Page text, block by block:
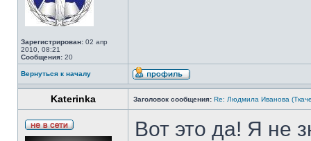
Зарегистрирован: 02 апр
2010, 08:21
Сообщения: 20
Вернуться к началу
Katerinka Заголовок сообщения: Re: Людмила Иванова
Вот это да! Я не